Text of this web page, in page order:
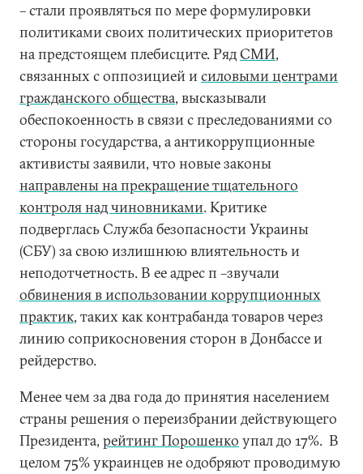
– стали проявляться по мере формулировки
политиками своих политических приоритетов
на предстоящем плебисците. РядСМИ,
связанных с оппозицией исиловыми центрами
гражданского общества, высказывали
обеспокоенность в связи с преследованиями со
стороны государства, а антикоррупционные
активисты заявили, что новые законы
направлены на прекращение тщательного
контроля над чиновниками. Критике
подверглась Служба безопасности Украины
(СБУ) за свою излишнюю влиятельность и
неподотчетность. В ее адрес п –звучали
обвинения в использовании коррупционных
практик, таких как контрабанда товаров через
линию соприкосновения сторон в Донбассе и
рейдерство.
Менее чем за два года до принятия населением
страны решения о переизбрании действующего
Президента, рейтинг Порошенко упал до 17%. В
целом 75% украинцев не одобряют проводимую